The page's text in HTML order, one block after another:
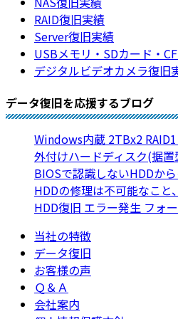
RAID復旧実績
Server復旧実績
USBメモリ・SDカード・
デジタルビデオカメラ復旧
データ復旧を応援するブログ
Windows内蔵 2TBx2
外付けハードディスク(据
BIOSで認識しないHDDか
HDDの修理は不可能なこと
HDD復旧 エラー発生 フォ
当社の特徴
データ復旧
お客様の声
Ｑ＆Ａ
会社案内